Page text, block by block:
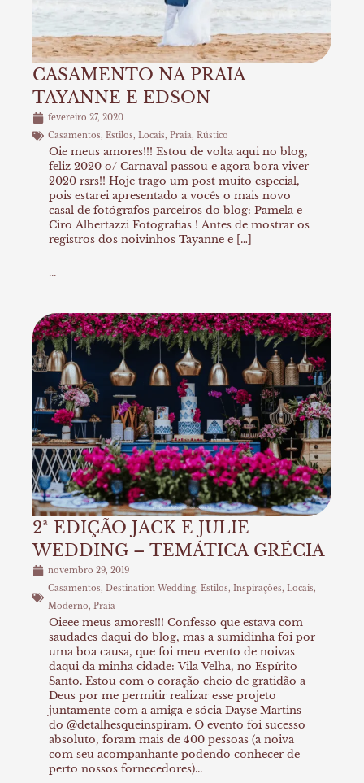
CASAMENTO NA PRAIA
TAYANNE E EDSON
fevereiro 27, 2020
Casamentos, Estilos, Locais, Praia, Rústico
Oie meus amores!!! Estou de volta aqui no blog,
feliz 2020 o/ Carnaval passou e agora bora viver
2020 rsrs!! Hoje trago um post muito especial,
pois estarei apresentado a vocês o mais novo
casal de fotógrafos parceiros do blog: Pamela e
Ciro Albertazzi Fotografias ! Antes de mostrar os
registros dos noivinhos Tayanne e […]
...
2ª EDIÇÃO JACK E JULIE
WEDDING – TEMÁTICA GRÉCIA
novembro 29, 2019
Casamentos, Destination Wedding, Estilos, Inspirações, Locais,
Moderno, Praia
Oieee meus amores!!! Confesso que estava com
saudades daqui do blog, mas a sumidinha foi por
uma boa causa, que foi meu evento de noivas
daqui da minha cidade: Vila Velha, no Espírito
Santo. Estou com o coração cheio de gratidão a
Deus por me permitir realizar esse projeto
juntamente com a amiga e sócia Dayse Martins
do @detalhesqueinspiram. O evento foi sucesso
absoluto, foram mais de 400 pessoas (a noiva
com seu acompanhante podendo conhecer de
perto nossos fornecedores)...